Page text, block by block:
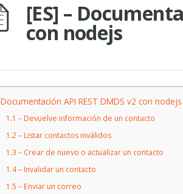
[ES] –
con nodejs
Documentación API REST DMDS v2 con nodejs
1.1 – Devuelve información de un contacto
1.2– Listar contactos inválidos
1.3 – Crear de nuevo o actualizar un contacto
1.4– Invalidar un contacto
1.5 – Enviar un correo